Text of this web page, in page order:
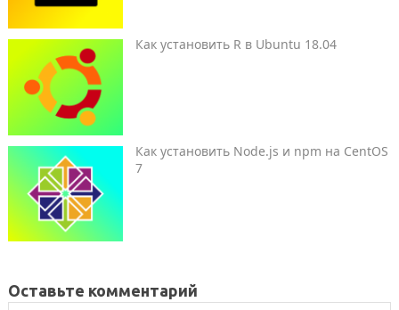
Как установить R в Ubuntu 18.04
Как установить Node.js и npm на CentOS
7
Оставьте комментарий